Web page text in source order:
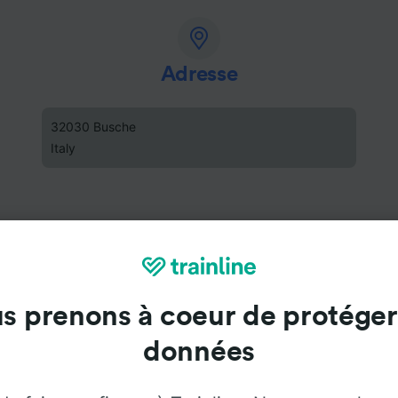
Adresse
32030 Busche
Italy
prenons à coeur de
données